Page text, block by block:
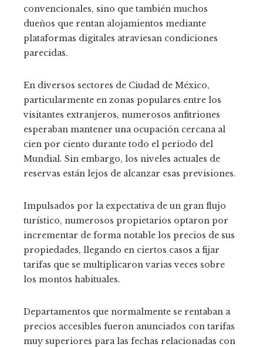
convencionales, sino que también muchos
dueños que rentan alojamientos mediante
plataformas digitales atraviesan condiciones
parecidas.
En diversos sectores de Ciudad de México,
particularmente en zonas populares entre los
visitantes extranjeros, numerosos anfitriones
esperaban mantener una ocupación cercana al
cien por ciento durante todo el periodo del
Mundial. Sin embargo, los niveles actuales de
reservas están lejos de alcanzar esas previsiones.
Impulsados por la expectativa de un gran flujo
turístico, numerosos propietarios optaron por
incrementar de forma notable los precios de sus
propiedades, llegando en ciertos casos a fijar
tarifas que se multiplicaron varias veces sobre
los montos habituales.
Departamentos que normalmente se rentaban a
precios accesibles fueron anunciados con tarifas
muy superiores para las fechas relacionadas con